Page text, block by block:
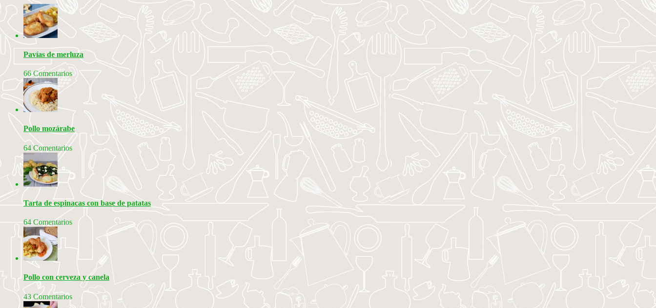
Pavías de merluza
66 Comentarios
Pollo mozárabe
64 Comentarios
Tarta de espinacas con base de patatas
64 Comentarios
Pollo con cerveza y canela
43 Comentarios